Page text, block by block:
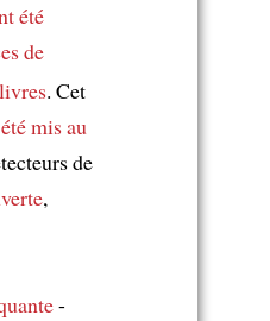
été
de
livres. Cet
mis au
de
,
-